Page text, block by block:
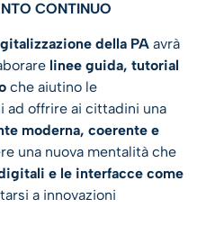
CONTINUO
della PA avrà
linee guida, tutorial
che aiutino le
ad offrire ai cittadini una
moderna, coerente e
una nuova mentalità che
e le interfacce come
a innovazioni